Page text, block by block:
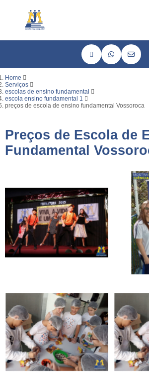
Home
Serviços
escolas de ensino fundamental
escola ensino fundamental 1
preços de escola de ensino fundamental Vossoroca
Preços de Escola de
Fundamental